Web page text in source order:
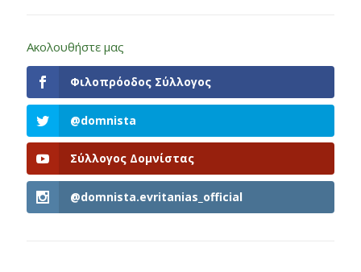
Ακολουθήστε μας
Φιλοπρόοδος Σύλλογος
@domnista
Σύλλογος Δομνίστας
@domnista.evritanias_official